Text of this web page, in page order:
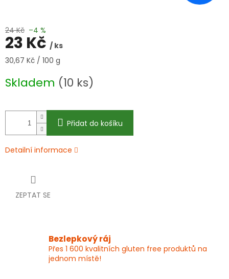
24 Kč –4 %
23 Kč / ks
Měrná
30,67 Kč / 100 g
Skladem (10 ks)
Přidat do košíku
Detailní informace
ZEPTAT SE
Bezlepkový ráj
Přes 1 600 kvalitních gluten free produktů na
jednom místě!